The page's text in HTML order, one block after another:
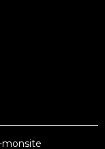
monsite